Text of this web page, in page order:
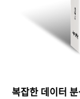
복잡한 데이터